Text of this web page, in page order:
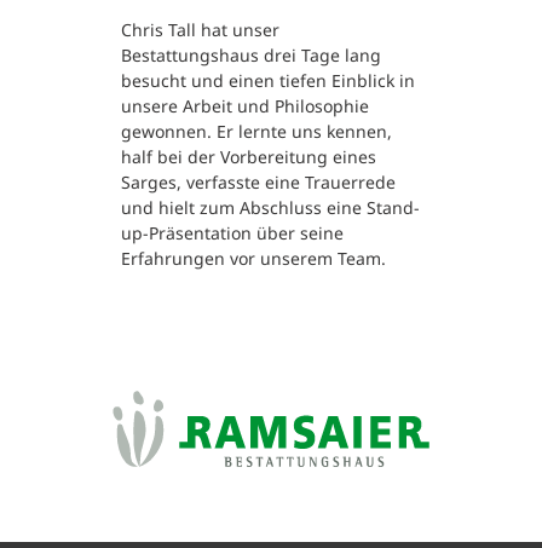
Chris Tall hat unser
Bestattungshaus drei Tage lang
besucht und einen tiefen Einblick in
unsere Arbeit und Philosophie
gewonnen. Er lernte uns kennen,
half bei der Vorbereitung eines
Sarges, verfasste eine Trauerrede
und hielt zum Abschluss eine Stand-
up-Präsentation über seine
Erfahrungen vor unserem Team.